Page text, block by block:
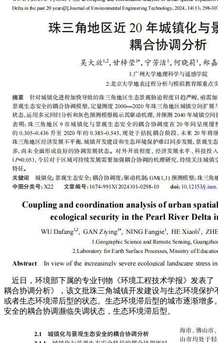
近日，环境部下属的专业刊物《环境工程技术学报》发表了
耦合协调分析》，该文批珠三角城镇开发建设与生态环境保
或者生态环境滞后型的状态。生态环境滞后型的城市逐渐增
安全的耦合协调濒临失调状态，生态环境滞后型。